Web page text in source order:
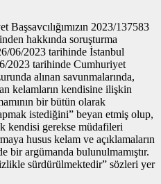
2023/137583
hakkında soruşturma
06/2023 tarihinde İstanbul
2023 tarihinde Cumhuriyet
alınan savunmalarında,
kelamların kendisine ilişkin
bir bütün olarak
istediğini” beyan etmiş olup,
kendisi gerekse müdafileri
husus kelam ve açıklamaların
bir argümanda bulunulmamıştır.
sürdürülmektedir” sözleri yer